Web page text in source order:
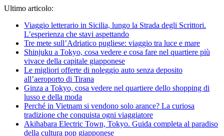
Ultimo articolo:
Viaggio letterario in Sicilia, lungo la Strada degli Scrittori.
L’esperienza che stavi aspettando
Tre mete sull’Adriatico pugliese: viaggio tra luce e mare
Shinjuku a Tokyo, cosa vedere e cosa fare nel quartiere più
vivace della capitale giapponese
Le migliori offerte di noleggio auto senza deposito
all’aeroporto di Tirana
Ginza a Tokyo, cosa vedere nel quartiere dello shopping di
lusso e della moda
Perché in Vietnam si vendono solo arance? La curiosa
tradizione che conquista ogni viaggiatore
Akihabara Electric Town, Tokyo. Guida completa al paradiso
della cultura pop giapponese